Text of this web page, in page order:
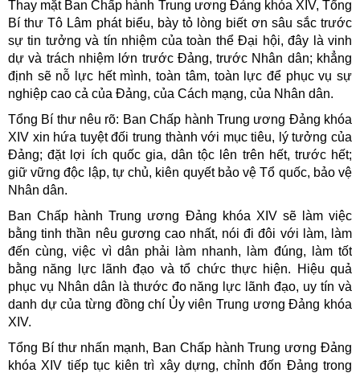
Thay mặt Ban Chấp hành Trung ương Đảng khóa XIV, Tổng
Bí thư Tô Lâm phát biểu, bày tỏ lòng biết ơn sâu sắc trước
sự tin tưởng và tín nhiệm của toàn thể Đại hội, đây là vinh
dự và trách nhiệm lớn trước Đảng, trước Nhân dân; khẳng
định sẽ nỗ lực hết mình, toàn tâm, toàn lực để phục vụ sự
nghiệp cao cả của Đảng, của Cách mạng, của Nhân dân.
Tổng Bí thư nêu rõ: Ban Chấp hành Trung ương Đảng khóa
XIV xin hứa tuyệt đối trung thành với mục tiêu, lý tưởng của
Đảng; đặt lợi ích quốc gia, dân tộc lên trên hết, trước hết;
giữ vững độc lập, tự chủ, kiên quyết bảo vệ Tổ quốc, bảo vệ
Nhân dân.
Ban Chấp hành Trung ương Đảng khóa XIV sẽ làm việc
bằng tinh thần nêu gương cao nhất, nói đi đôi với làm, làm
đến cùng, việc vì dân phải làm nhanh, làm đúng, làm tốt
bằng năng lực lãnh đạo và tổ chức thực hiện. Hiệu quả
phục vụ Nhân dân là thước đo năng lực lãnh đạo, uy tín và
danh dự của từng đồng chí Ủy viên Trung ương Đảng khóa
XIV.
Tổng Bí thư nhấn mạnh, Ban Chấp hành Trung ương Đảng
khóa XIV tiếp tục kiên trì xây dựng, chỉnh đốn Đảng trong